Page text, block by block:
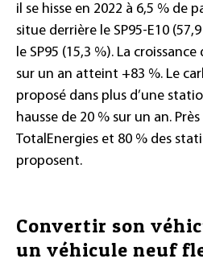
il se hisse en 2022 à 6,5 % de
situe derrière le SP95-E10
le SP95 (15,3 %). La
sur un an atteint +83 %. Le
proposé dans plus d’une
hausse de 20 % sur un an.
TotalEnergies et 80 % des
proposent.
Convertir son
un véhicule neuf